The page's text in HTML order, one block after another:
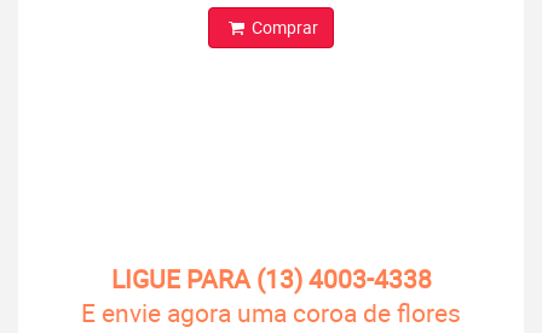
Comprar
LIGUE PARA (13) 4003-4338
E envie agora uma coroa de flores